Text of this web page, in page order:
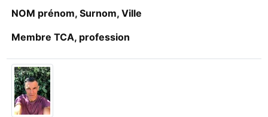
NOM prénom, Surnom, Ville
Membre TCA, profession